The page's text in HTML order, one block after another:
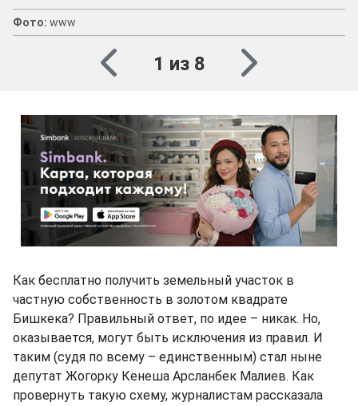
Фото: www
1 из 8
Как бесплатно получить земельный участок в
частную собственность в золотом квадрате
Бишкека? Правильный ответ, по идее – никак. Но,
оказывается, могут быть исключения из правил. И
таким (судя по всему – единственным) стал ныне
депутат Жогорку Кенеша Арсланбек Малиев. Как
провернуть такую схему, журналистам рассказала